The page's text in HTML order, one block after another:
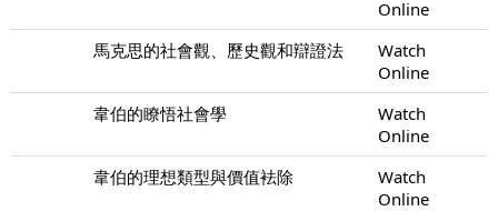
Online
馬克思的社會觀、歷史觀和辯證法
Watch
Online
韋伯的瞭悟社會學
Watch
Online
韋伯的理想類型與價值袪除
Watch
Online